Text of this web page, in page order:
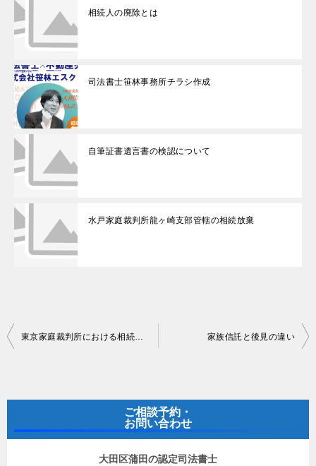
相続人の廃除とは
司法書士笹林事務所チラシ作成
自筆証書遺言書の検認について
水戸家庭裁判所龍ヶ崎支部管轄の相続放棄
投
ビ
東京家庭裁判所における相続放棄の進捗状況 家族信託と後見の違い
ご相談予約・
お問い合わせ
大田区蒲田の認定司法書士